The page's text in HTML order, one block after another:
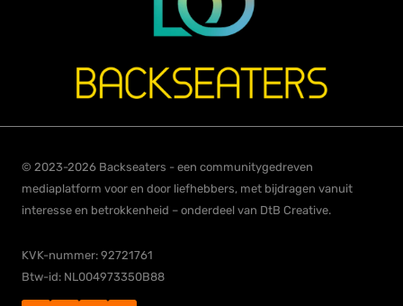
© 2023-2026 Backseaters - een communitygedreven
mediaplatform voor en door liefhebbers, met bijdragen vanuit
interesse en betrokkenheid – onderdeel van DtB Creative.
KVK-nummer: 92721761
Btw-id: NL004973350B88